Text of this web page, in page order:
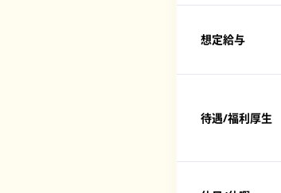
想定給与
待遇/福利厚生